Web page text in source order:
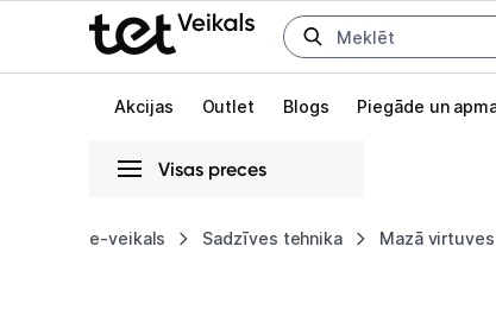
Uz kategorijam Uz galveno saturu
Akcijas Outlet Blogs Piegāde un
Visas preces
e-veikals Sadzīves tehnika Mazā